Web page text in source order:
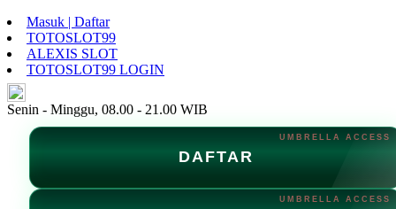
Masuk | Daftar
TOTOSLOT99
ALEXIS SLOT
TOTOSLOT99 LOGIN
Senin - Minggu, 08.00 - 21.00 WIB
DAFTAR